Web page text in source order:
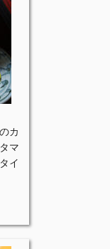
カ
マ
イ